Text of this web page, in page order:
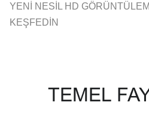
YENİ NESİL HD
KEŞFEDİN
TEMEL